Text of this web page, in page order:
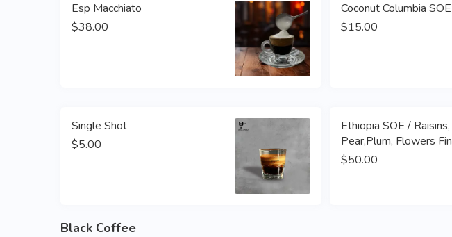
Esp Macchiato
$38.00
Coconut Columbia SOE
$15.00
Single Shot
$5.00
Ethiopia SOE / Raisins,
Pear,Plum, Flowers Fin
$50.00
Black Coffee